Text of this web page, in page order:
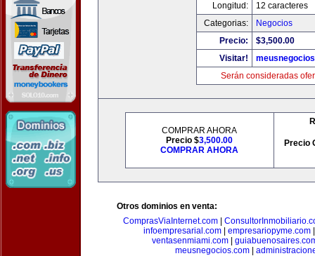
Longitud:
12 caracteres
Categorias:
Negocios
Precio:
$3,500.00
Visitar!
Serán consideradas
COMPRAR AHORA
Precio $3,500.00
COMPRAR AHORA
Precio
Otros dominios en venta:
ComprasViaInternet.com
infoempresarial.com| empresariopyme.com
ventasenmiami.com|
meusnegocios.com|